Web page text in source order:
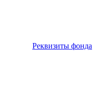
Реквизиты фонда